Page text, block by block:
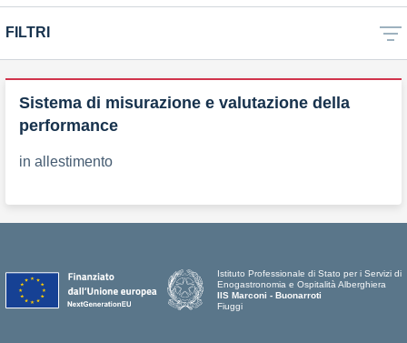
FILTRI
Sistema di misurazione e valutazione della
performance
in allestimento
Istituto Professionale di Stato per i Servizi di
Enogastronomia e Ospitalità Alberghiera
IIS Marconi - Buonarroti
Fiuggi